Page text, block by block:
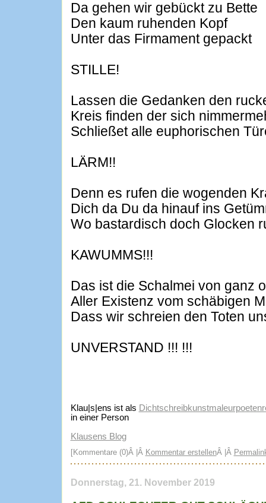
Da gehen wir gebückt zu Bette
Den kaum ruhenden Kopf
Unter das Firmament gepackt
STILLE!
Lassen die Gedanken den
Kreis finden der sich
Schließet alle euphorischen
LÄRM!!
Denn es rufen die wogenden
Dich da Du da hinauf ins
Wo bastardisch doch Glocken
KAWUMMS!!!
Das ist die Schalmei von ganz
Aller Existenz vom schäbigen
Dass wir schreien den Toten
UNVERSTAND !!! !!!
Klau|s|ens ist als
in einer Person
Klausens Blog
[Kommentare (0)Â |Â Kommentar erstellenÂ |Â
Donnerstag, 21. November 2019